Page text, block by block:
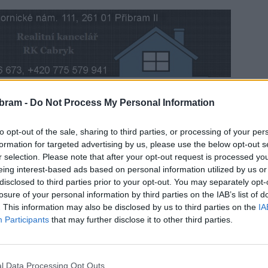
- Do Not Process My Personal Information
opt-out of the sale, sharing to third parties, or processing of your
for targeted advertising by us, please use the below opt-out
selection. Please note that after your opt-out request is processed
interest-based ads based on personal information utilized by us
to third parties prior to your opt-out. You may separately
of your personal information by third parties on the IAB’s list of
This information may also be disclosed by us to third parties on the
Participants that may further disclose it to other third parties.
Data Processing Opt Outs
pověřilo starostu Jindřicha Vařeku, aby jednal
obchvatu a v rámci možností požadoval jeho
jeho tří částí a ne jenom zatím plánované II. části
informoval čtvrtletně zastupitele a veřejnost.
města s informacemi z první schůzky. O čem se na ní